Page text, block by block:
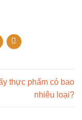
thực phẩm có bao
nhiêu loại?